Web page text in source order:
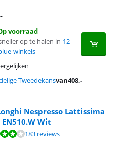
voorraad
op te halen in 12
winkels
Tweedekansvan408,-
Nespresso Lattissima
Wit
op 183 reviews.
183 reviews